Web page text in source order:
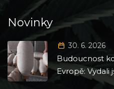
Novinky
30. 6. 2026
Budoucnost
Evropě: Vydali
Roadmapu